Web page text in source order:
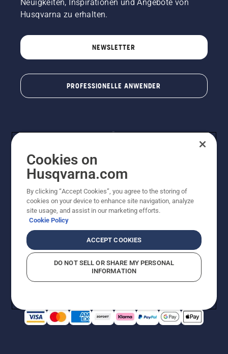
Neuigkeiten, Inspirationen und Angebote von
Husqvarna zu erhalten.
NEWSLETTER
PROFESSIONELLE ANWENDER
© Husqvarna® AB (publ). Alle Rechte vorbehalten. Die
Preisangaben sind unverbindliche Preisempfehlungen
von Husqvarna Schweiz AG an den teilnehmenden
Fachhandel, Preise in CHF inklusive 8,1% MWST und
unverbindliche Preisempfehlungen (inkl. MwSt), es sei
denn sie sind für den direkten Kauf verfügbar.
Cookie-RichtlinieNutzungsbedingungen Datenschutzerklärung
Vermutete Verstöße melden
Cookies on
Husqvarna.com
By clicking “Accept Cookies”, you agree to the storing of
cookies on your device to enhance site navigation, analyze
site usage, and assist in our marketing efforts.
Cookie Policy
ACCEPT COOKIES
DO NOT SELL OR SHARE MY PERSONAL
INFORMATION